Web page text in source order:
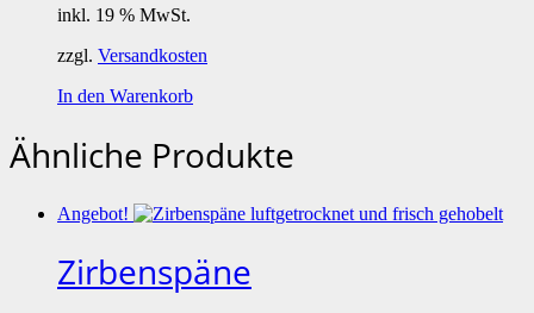
inkl. 19 % MwSt.
zzgl. Versandkosten
In den Warenkorb
Ähnliche Produkte
Angebot!
Zirbenspäne